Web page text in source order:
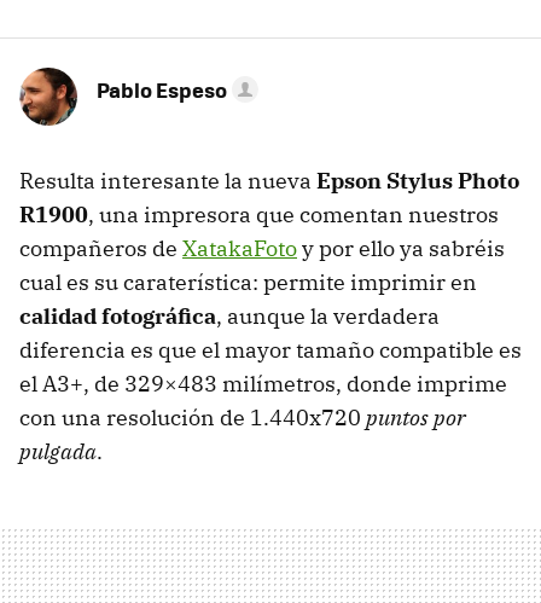
Pablo Espeso
Resulta interesante la nueva Epson Stylus Photo
R1900, una impresora que comentan nuestros
compañeros de XatakaFotoy por ello ya sabréis
cual es su caraterística: permite imprimir en
calidad fotográfica, aunque la verdadera
diferencia es que el mayor tamaño compatible es
el A3+, de 329×483 milímetros, donde imprime
con una resolución de 1.440x720 puntos por
pulgada.